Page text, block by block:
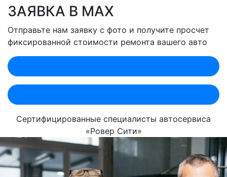
ЗАЯВКА В MAX
Отправьте нам заявку с фото и получите просчет
фиксированной стоимости ремонта вашего авто
Сертифицированные специалисты автосервиса
«Ровер Сити»